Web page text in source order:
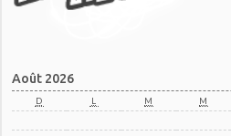
Août 2026
D L M M